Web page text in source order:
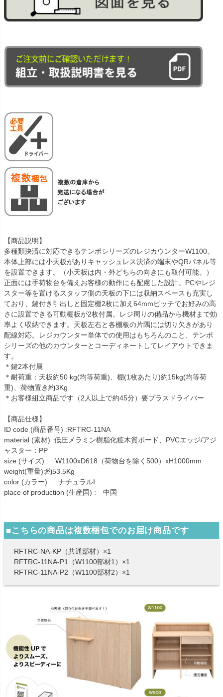
【商品説明】
多種類決済に対応できるテンポシリーズのレジカウンターW1100。
本体上部には小天板がありキャッシュレス決済の端末やQRパネル等
を設置できます。（小天板は内・外どちらの向きにも取付可能。）
正面には手荷物台を備えお客様の動作にも配慮した設計。PCやレジ
スター等を置けるスタッフ側の天板の下には収納スペースも充実し
ており、鍵付き引出しと固定棚2枚に加え64mmピッチでお好みの高
さに設置できる可動棚板が2枚付属。レジ周りの備品から機材まで効
率よく収納できます。天板左右と各棚板の片隅には切り欠きがあり
配線対応。レジカウンター単体での使用はもちろんのこと、テンポ
シリーズの他のカウンターとコーディネートしてレイアウトできま
す。
＊鍵2本付属
＊耐荷重：天板約50 kg(均等荷重)、棚(1枚あたり)約15kg(均等荷
重)、荷物置き約3Kg
＊お客様組立商品です（2人以上で約45分）要プラスドライバー
【商品仕様】
ID code (商品番号) :RFTRC-11NA
material (素材) :低圧メラミン樹脂化粧木質ボード、PVCエッジ/アジ
ャスター：PP
size (サイズ) : W1100xD618（荷物台を除く500）xH1000mm
weight(重量):約53.5Kg
color (カラー) : ナチュラルI
place of production (生産国) : 中国
■こちらの商品は複数梱包でのお届け商品です
RFTRC-NA-KP（共通部材）×1
RFTRC-11NA-P1（W1100部材1）×1
RFTRC-11NA-P2（W1100部材2）×1